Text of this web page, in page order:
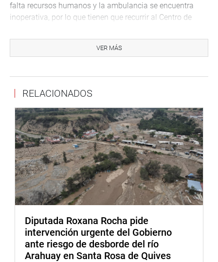
falta recursos humanos y la ambulancia se encuentra
inoperativa, por lo que tienen que recurrir al Centro de
Mediante Oficio N.° 00212-2020-2021/TRRM-CR, dirigido
a Nelson Shack Yalta, Contralor General de la República,
Lima, 28 de enero de 2020
DESPACHO CONGRESAL
VER MÁS
RELACIONADOS
Diputada Roxana Rocha pide
intervención urgente del Gobierno
ante riesgo de desborde del río
Arahuay en Santa Rosa de Quives